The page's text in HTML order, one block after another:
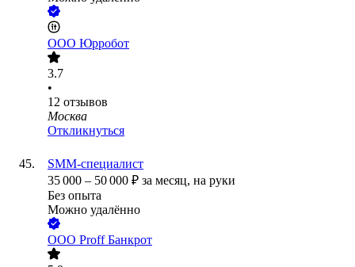
ООО Юрробот
3.7
•
12 отзывов
Москва
Откликнуться
SMM-специалист
35 000 – 50 000 ₽ за месяц, на руки
Без опыта
Можно удалённо
ООО Proff Банкрот